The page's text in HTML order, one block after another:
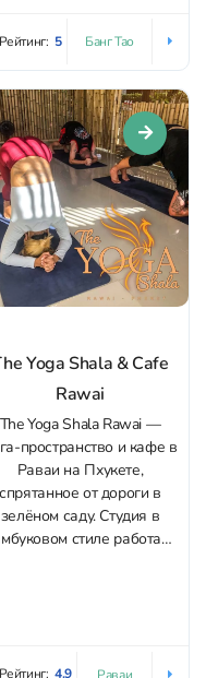
отзывам гостей,
пространство очень
приватное и не
переполненным:
атмосфера тихая и
расслабляющая, а из
открываются
приятные виды на
зелень. Запись
и...
Рейтинг: 5 Банг Тао
Yoga Shala & Cafe
Rawai
The Yoga Shala Rawai —
пространство и кафе в
Раваи на Пхукете,
спрятанное от дороги в
зелёном саду. Студия в
стиле работает
Рейтинг: 4.9 Раваи